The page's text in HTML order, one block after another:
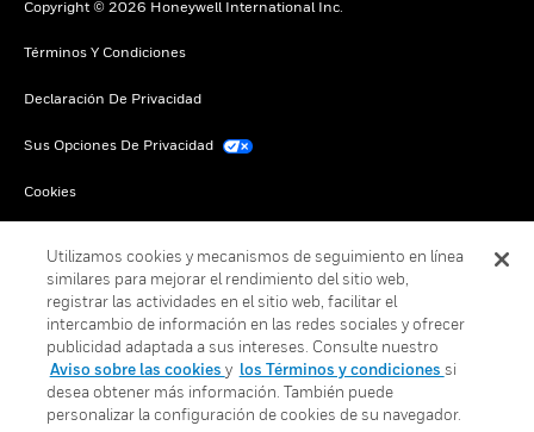
Copyright © 2026 Honeywell International Inc.
Términos Y Condiciones
Declaración De Privacidad
Sus Opciones De Privacidad
Cookies
Utilizamos cookies y mecanismos de seguimiento en línea
similares para mejorar el rendimiento del sitio web,
registrar las actividades en el sitio web, facilitar el
intercambio de información en las redes sociales y ofrecer
publicidad adaptada a sus intereses. Consulte nuestro
Aviso sobre las cookies y los Términos y condiciones si
desea obtener más información. También puede
personalizar la configuración de cookies de su navegador.